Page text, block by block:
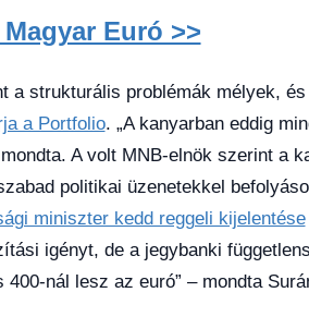
Euró >>
a strukturális problémák mélyek,
a Portfolio. „A kanyarban eddig
mondta. A volt MNB-elnök szerint a
politikai üzenetekkel
miniszter kedd reggeli kijelentése
igényt, de a jegybanki
400-nál lesz az euró” – mondta